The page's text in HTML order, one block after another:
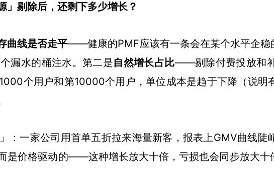
」剔除后，还剩下多少增长？
曲线是否走平——健康的PMF应该有一条会在某个水平企稳
漏水的桶注水。第二是自然增长占比——剔除付费投放和
个用户和第10000个用户，单位成本是趋于下降（说明
：一家公司用首单五折拉来海量新客，报表上GMV曲线
是价格驱动的——这种增长放大十倍，亏损也会同步放大十